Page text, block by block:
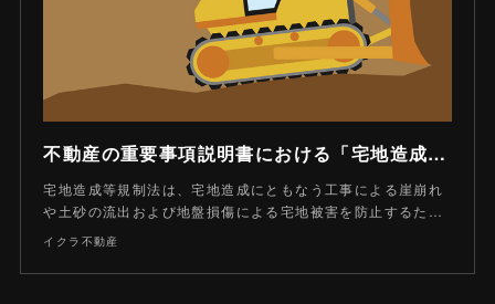
不動産の重要事項説明書における「宅地造成等規制法」とはなにか
宅地造成等規制法は、宅地造成にともなう工事による崖崩れ
や土砂の流出および地盤損傷による宅地被害を防止するた…
イクラ不動産